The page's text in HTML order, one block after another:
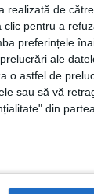
realizată de
pentru a
preferințele
ale
o astfel de
sau să vă
din